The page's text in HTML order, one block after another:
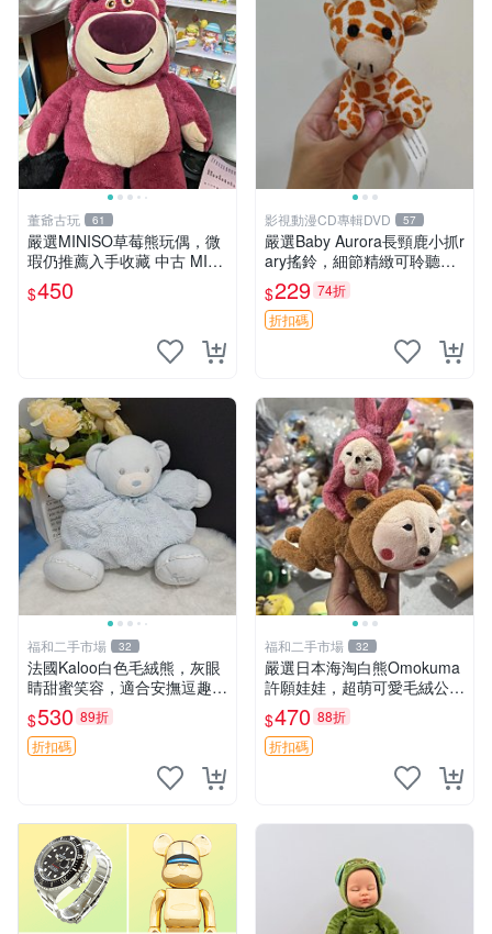
董爺古玩 61
嚴選MINISO草莓熊玩偶，微
瑕仍推薦入手收藏 中古 MINI
SO 草莓熊 玩具 收藏
$450
影視動漫CD專輯DVD 57
嚴選Baby Aurora長頸鹿小抓r
ary搖鈴，細節精緻可聆聽清
脆鈴音 軟萌可愛 定制紀念 金
屬搖鈴 新手媽咪推薦 長頸鹿
抓rary 搖鈴
$229 74折
折扣碼
福和二手市場 32
法國Kaloo白色毛絨熊，灰眼
睛甜蜜笑容，適合安撫逗趣可
愛，柔軟面料手感佳。14 白
色安撫熊 毛絨玩具 寶寶逗樂
具
$530 89折
折扣碼
福和二手市場 32
嚴選日本海淘白熊Omokuma
許願娃娃，超萌可愛毛絨公仔
推薦收藏 白熊 Omokuma 毛
絨玩具 偽裝娃娃 玩具擺飾
$470 88折
折扣碼